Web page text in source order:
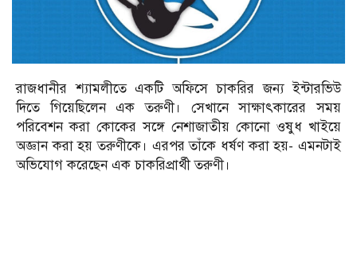
রাজধানীর শ্যামলীতে একটি অফিসে চাকরির জন্য ইন্টারভিউ
দিতে গিয়েছিলেন এক তরুণী। সেখানে সাক্ষাৎকারের সময়
পরিবেশন করা কোকের সঙ্গে নেশাজাতীয় কোনো ওষুধ খাইয়ে
অজ্ঞান করা হয় তরুণীকে। এরপর তাঁকে ধর্ষণ করা হয়- এমনটাই
অভিযোগ করেছেন এক চাকরিপ্রার্থী তরুণী।